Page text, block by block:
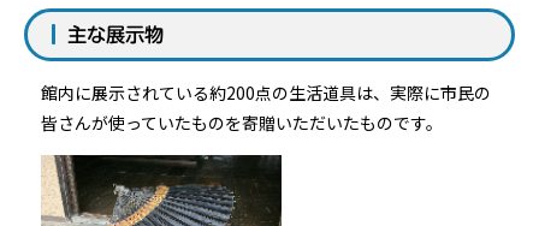
主な展示物
館内に展示されている約200点の生活道具は、実際に市民の
皆さんが使っていたものを寄贈いただいたものです。